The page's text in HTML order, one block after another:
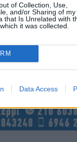
of Collection, Use,
and/or Sharing of my
that Is Unrelated with
it was collected.
Data Access